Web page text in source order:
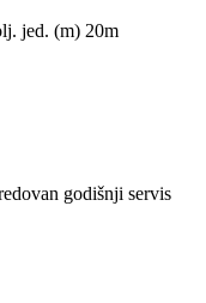
jed. (m) 20m
godišnji servis